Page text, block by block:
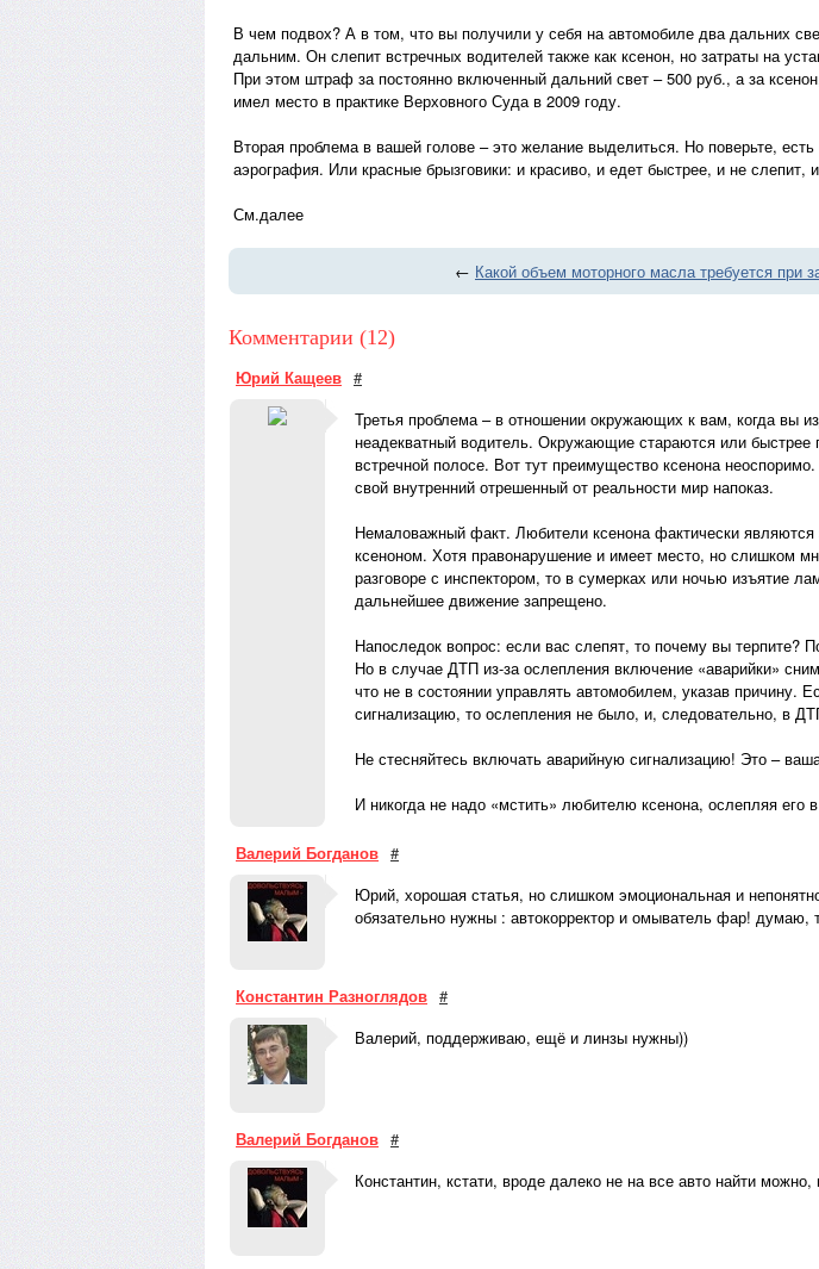
В чем подвох? А в том, что вы получили у себя на автомобиле два дальних
дальним. Он слепит встречных водителей также как ксенон, но затраты на
При этом штраф за постоянно включенный дальний свет – 500 руб., а за
имел место в практике Верховного Суда в 2009 году.
Вторая проблема в вашей голове – это желание выделиться. Но поверьте,
аэрография. Или красные брызговики: и красиво, и едет быстрее, и не
См.далее
← Какой объем моторного масла требуется при
Комментарии (12)
Юрий Кащеев #
Третья проблема – в отношении окружающих к вам, когда вы
неадекватный водитель. Окружающие стараются или
встречной полосе. Вот тут преимущество ксенона
свой внутренний отрешенный от реальности мир напоказ.
Немаловажный факт. Любители ксенона фактически
ксеноном. Хотя правонарушение и имеет место, но слишком
разговоре с инспектором, то в сумерках или ночью изъятие
дальнейшее движение запрещено.
Напоследок вопрос: если вас слепят, то почему вы
Но в случае ДТП из-за ослепления включение «аварийки»
что не в состоянии управлять автомобилем, указав
сигнализацию, то ослепления не было, и, следовательно, в
Не стесняйтесь включать аварийную сигнализацию! Это –
И никогда не надо «мстить» любителю ксенона, ослепляя
Валерий Богданов #
Юрий, хорошая статья, но слишком эмоциональная и
обязательно нужны : автокорректор и омыватель фар!
Константин Разноглядов #
Валерий, поддерживаю, ещё и линзы нужны))
Валерий Богданов #
Константин, кстати, вроде далеко не на все авто найти можно,